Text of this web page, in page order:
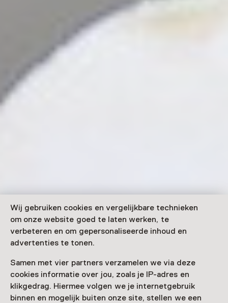
Wij gebruiken cookies en vergelijkbare technieken
om onze website goed te laten werken, te
verbeteren en om gepersonaliseerde inhoud en
advertenties te tonen.
Samen met vier partners verzamelen we via deze
cookies informatie over jou, zoals je IP-adres en
klikgedrag. Hiermee volgen we je internetgebruik
binnen en mogelijk buiten onze site, stellen we een